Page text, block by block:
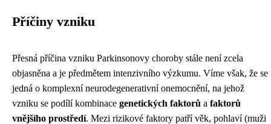
Příčiny vzniku
Přesná příčina vzniku Parkinsonovy choroby stále není zcela
objasněna a je předmětem intenzivního výzkumu. Víme však, že se
jedná o komplexní neurodegenerativní onemocnění, na jehož
vzniku se podílí kombinace genetických faktorů a faktorů
vnějšího prostředí. Mezi rizikové faktory patří věk, pohlaví (muži